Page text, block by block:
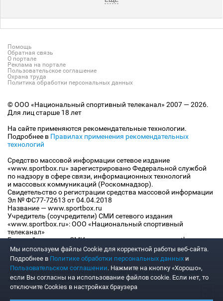
Помощь
Обратная связь
О портале
Реклама на портале
Пользовательское соглашение
Охрана труда
Политика обработки персональных данных
© ООО «Национальный спортивный телеканал» 2007 — 2026.
Для лиц старше 18 лет
На сайте применяются рекомендательные технологии.
Подробнее в Правилах применения рекомендательных
технологий
Средство массовой информации сетевое издание
«www.sportbox.ru» зарегистрировано Федеральной службой
по надзору в сфере связи, информационных технологий
и массовых коммуникаций (Роскомнадзор).
Свидетельство о регистрации средства массовой информации
Эл № ФС77-72613 от 04.04.2018
Название — www.sportbox.ru
Учредитель (соучредители) СМИ сетевого издания
«www.sportbox.ru»: ООО «Национальный спортивный
телеканал»
Главный редактор СМИ сетевого издания «www.sportbox.ru»:
Конов В.А.
Номер телефона редакции СМИ сетевого издания
«www.sportbox.ru»: +7 (495) 653 8419
Адрес электронной почты редакции СМИ сетевого издания
«www.sportbox.ru»: editor@sportbox.ru
Мы используем файлы Сookie для корректной работы веб-сайта.
Подробнее в Политике обработки персональных данных и
Пользовательском соглашении. Нажмите на кнопку «Хорошо»,
если Вы согласны на использование файлов cookie. Если нет, то
отключите Cookies в настройках браузера